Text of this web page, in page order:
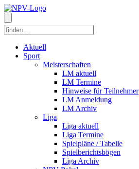
Aktuell
Sport
Meisterschaften
LM aktuell
LM Termine
Hinweise für Teilnehmer
LM Anmeldung
LM Archiv
Liga
Liga aktuell
Liga Termine
Spielpläne / Tabelle
Spielberichtsbögen
Liga Archiv